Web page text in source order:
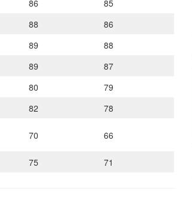
86
85
88
86
89
88
89
87
80
79
82 78
70 66
75 71